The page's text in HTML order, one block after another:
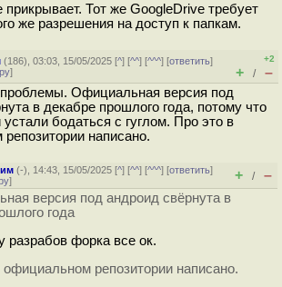
прикрывает. Тот же GoogleDrive требует
же разрешения на доступ к папкам.
(186), 03:03, 15/05/2025 [^] [^^] [^^^] [ответить]
]
+2
+ / –
Официальная версия под
в декабре прошлого года, потому что
устали бодаться с гуглом. Про это в
написано.
(-), 14:43, 15/05/2025 [^] [^^] [^^^] [ответить]
] + / –
версия под андроид свёрнута в
года
разрабов форка все ок.
репозитории написано.